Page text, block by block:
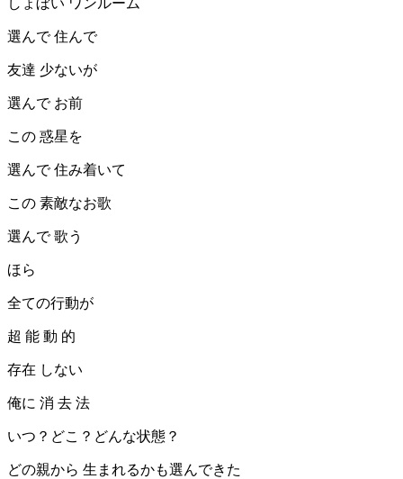
しょぼい ワンルーム
選んで 住んで
友達 少ないが
選んで お前
この 惑星を
選んで 住み着いて
この 素敵なお歌
選んで 歌う
ほら
全ての行動が
超 能 動 的
存在 しない
俺に 消 去 法
いつ？どこ？どんな状態？
どの親から 生まれるかも選んできた